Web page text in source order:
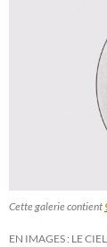
Cette galerie contient
EN IMAGES : LE